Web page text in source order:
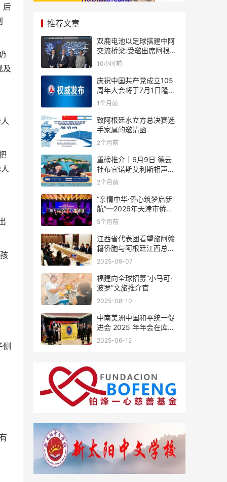
后
及
推荐文章
双鹿电池以足球搭建中阿
交流桥梁:受邀出席阿根廷
足协赞助商招待会！
10小时前
庆祝中国共产党成立105
周年大会将于7月1日隆重
举行
1个月前
致阿根廷水立方总决赛选
手家属的邀请函
2个月前
重磅推介｜6月9日 德云
社布宜诺斯艾利斯相声专
场！国风曲艺邂逅南美风
结！
2个月前
“亲情中华·侨心筑梦启新
航”—2026年天津市侨界
新春联谊活动成功举办
5个月前
江西省代表团看望旅阿赣
籍侨胞与阿根廷江西总商
会座谈
2025-09-07
福建向全球招募“小马可·
波罗”文旅推介官
2025-08-10
中南美洲中国和平统一促
进会 2025 年年会在库拉
索圆满举行，共绘反“独”
2025-06-12